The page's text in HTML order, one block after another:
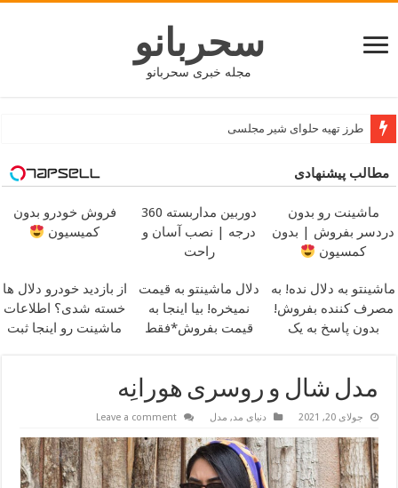
سحربانو
مجله خبری سحربانو
طرز تهیه حلوای شیر مجلسی
مطالب پیشنهادی
ماشینت رو بدون
دردسر بفروش | بدون
کمسیون
دوربین مداربسته 360
درجه | نصب آسان و
راحت
فروش خودرو بدون
کمیسیون
ماشینتو به دلال نده! به
مصرف کننده بفروش!
بدون پاسخ به یک
دلال ماشینتو به قیمت
نمیخره! بیا اینجا به
قیمت بفروش*فقط
از بازدید خودرو دلال ها
خسته شدی؟ اطلاعات
ماشینت رو اینجا ثبت
مدل شال و روسری هورانِه
جولای 20, 2021 دنیای مد, مدل Leave a comment